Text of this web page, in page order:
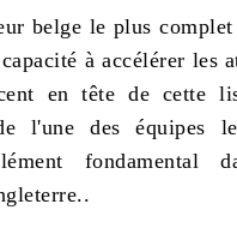
belge le plus
à accélérer les
en tête de cette
l'une des équipes
fondamental